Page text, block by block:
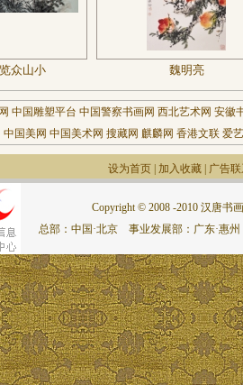
众山小 魏明亮
中国雕塑平台 中国警察书画网 西北艺术网 安徽
中国美网 中国美术网 搜藏网 麒麟网 香港文联 爱
设为首页 加入收藏 广告
Copyright © 2008 -2010 汉唐书
总部：中国·北京 事业发展部：广东·惠